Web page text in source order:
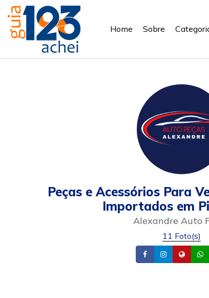
Home Sobre
Peças e Acessórios Para
Importados em
Alexandre Auto
11 Foto(s)
FacebookInstagram
Site